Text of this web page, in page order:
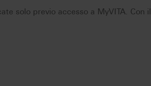
solo previo accesso a MyVITA. Con il